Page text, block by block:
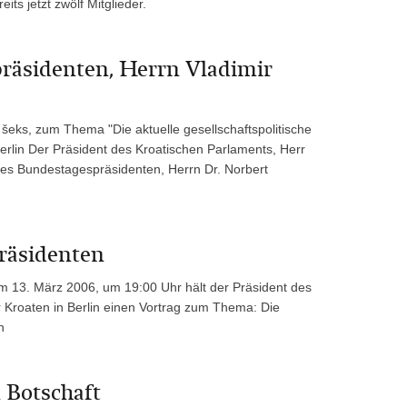
jetzt zwölf Mitglieder.
Herrn Vladimir
zum Thema "Die aktuelle gesellschaftspolitische
Der Präsident des Kroatischen Parlaments, Herr
Bundestagespräsidenten, Herrn Dr. Norbert
13. März 2006, um 19:00 Uhr hält der Präsident des
in Berlin einen Vortrag zum Thema: Die